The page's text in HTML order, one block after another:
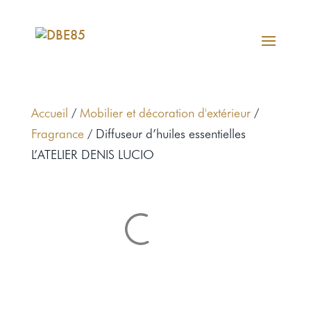
Accueil / Mobilier et décoration d'extérieur/
Fragrance / Diffuseur d’huiles essentielles
L’ATELIER DENIS LUCIO